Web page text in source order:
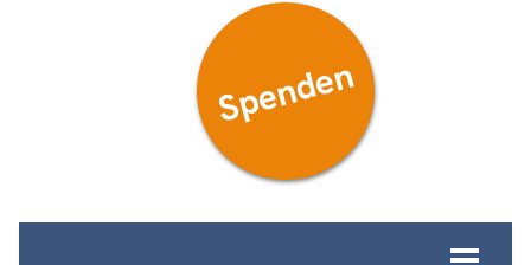
Spenden